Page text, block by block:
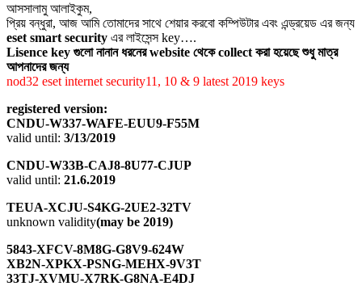
আসসালামু আলাইকুম,
প্রিয় বন্ধুরা, আজ আমি তোমাদের সাথে শেয়ার করবো কম্পিউটার এবং এন্ড্রয়েড এর জন্য
eset smart security এর লাইসেন্স key….
Lisence key গুলো নানান ধরনের website থেকে collect করা হয়েছে শুধু মাত্র
আপনাদের জন্য
nod32 eset internet security11, 10 & 9 latest 2019 keys
registered version:
CNDU-W337-WAFE-EUU9-F55M
valid until: 3/13/2019
CNDU-W33B-CAJ8-8U77-CJUP
valid until: 21.6.2019
TEUA-XCJU-S4KG-2UE2-32TV
unknown validity(may be 2019)
5843-XFCV-8M8G-G8V9-624W
XB2N-XPKX-PSNG-MEHX-9V3T
33TJ-XVMU-X7RK-G8NA-E4DJ